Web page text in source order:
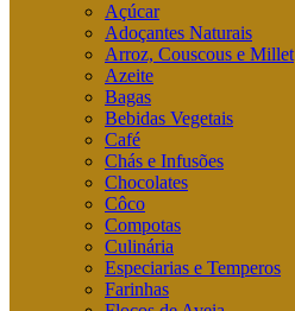
Açúcar
Adoçantes Naturais
Arroz, Couscous e Millet
Azeite
Bagas
Bebidas Vegetais
Café
Chás e Infusões
Chocolates
Côco
Compotas
Culinária
Especiarias e Temperos
Farinhas